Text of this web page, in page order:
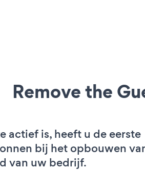
Remove the
actief is, heeft u de eerste
bij het opbouwen
van uw bedrijf.